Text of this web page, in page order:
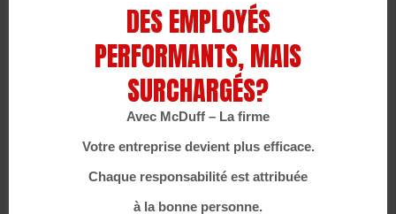
septembre 2021
DES EMPLOYÉS
PERFORMANTS, MAIS
SURCHARGÉS?
Avec McDuff – La firme
Votre entreprise devient plus efficace.
Chaque responsabilité est attribuée
à la bonne personne.